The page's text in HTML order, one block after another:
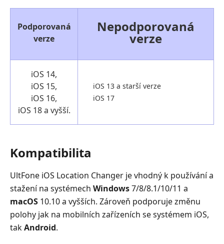
Podporovaná
verze
Nepodporovaná
verze
iOS 14,
iOS 15,
iOS 16,
iOS 18 a vyšší.
iOS 13 a starší verze
iOS 17
Kompatibilita
UltFone iOS Location Changer je vhodný k používání a
stažení na systémech Windows7/8/8.1/10/11 a
macOS 10.10 a vyšších. Zároveň podporuje změnu
polohy jak na mobilních zařízeních se systémem iOS,
takAndroid.